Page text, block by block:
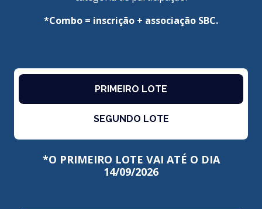
*Combo = inscrição + associação SBC.
PRIMEIRO LOTE
SEGUNDO LOTE
*O PRIMEIRO LOTE VAI ATÉ O DIA
14/09/2026